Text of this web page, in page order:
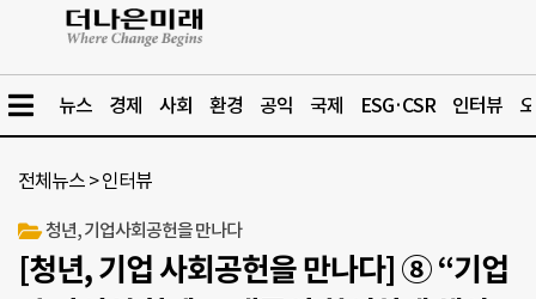
뉴스 경제 사회 환경 공익 국제 ESG·CSR 인터뷰
전체뉴스 >인터뷰
청년, 기업사회공헌을 만나다
[청년, 기업 사회공헌을 만나다] ⑧ “기업